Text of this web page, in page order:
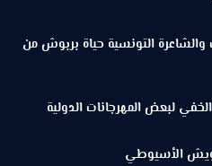
والشاعرة التونسية حياة بربوش من
لبعض المهرجانات الدولية
الأسيوطي